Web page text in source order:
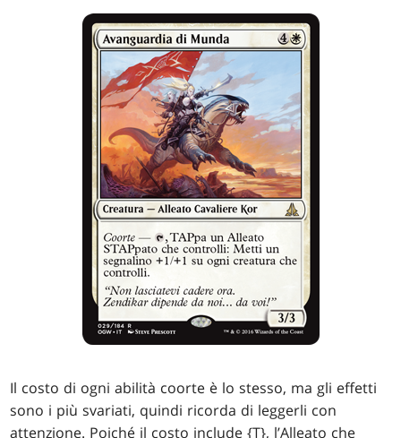
Il costo di ogni abilità coorte è lo stesso, ma gli effetti
sono i più svariati, quindi ricorda di leggerli con
attenzione. Poiché il costo include {T}, l’Alleato che